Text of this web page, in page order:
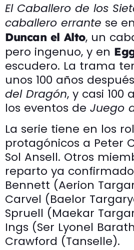
El Caballero de los
caballero errante se
Duncan el Alto, un
pero ingenuo, y en
escudero. La trama
unos 100 años
del Dragón, y casi 100
los eventos de Juego
La serie tiene en los
protagónicos a Peter
Sol Ansell. Otros
reparto ya
Bennett (Aerion
Carvel (Baelor
Spruell (Maekar
Ings (Ser Lyonel
Crawford (Tanselle).